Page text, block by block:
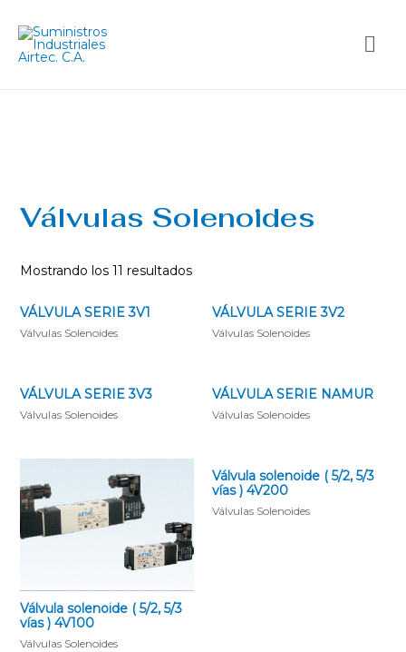
Válvulas Solenoides
Mostrando los 11 resultados
VÁLVULA SERIE 3V1
Válvulas Solenoides
VÁLVULA SERIE 3V2
Válvulas Solenoides
VÁLVULA SERIE 3V3
Válvulas Solenoides
VÁLVULA SERIE NAMUR
Válvulas Solenoides
Válvula solenoide ( 5/2, 5/3
vías ) 4V100
Válvulas Solenoides
Válvula solenoide ( 5/2, 5/3
vías ) 4V200
Válvulas Solenoides